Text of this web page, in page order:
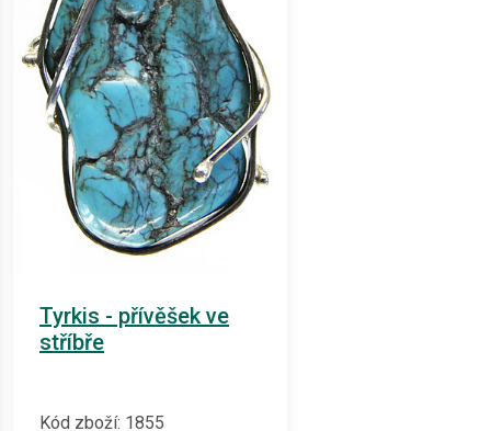
Tyrkis - přívěšek ve
stříbře
Kód zboží: 1855